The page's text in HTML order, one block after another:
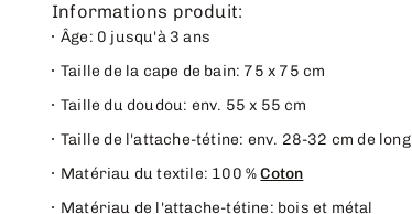
Informations produit:
Âge: 0 jusqu'à 3 ans
Taille de la cape de bain: 75 x 75 cm
Taille du doudou: env. 55 x 55 cm
Taille de l'attache-tétine: env. 28-32 cm de long
Matériau du textile: 100 %Coton
Matériau de l'attache-tétine: bois et métal